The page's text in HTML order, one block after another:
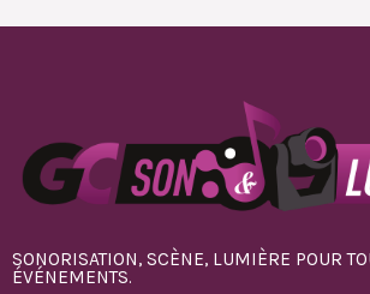
SONORISATION, SCÈNE, LUMIÈRE POUR
ÉVÉNEMENTS.